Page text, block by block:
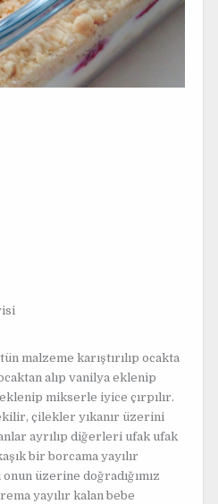
malzeme karıştırılıp ocakta
alıp vanilya eklenip
mikserle iyice çırpılır.
çilekler yıkanır üzerini
ayrılıp diğerleri ufak ufak
bir borcama yayılır
üzerine doğradığımız
yayılır kalan bebe